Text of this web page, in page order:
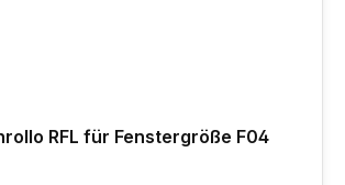
RFL für Fenstergröße F04